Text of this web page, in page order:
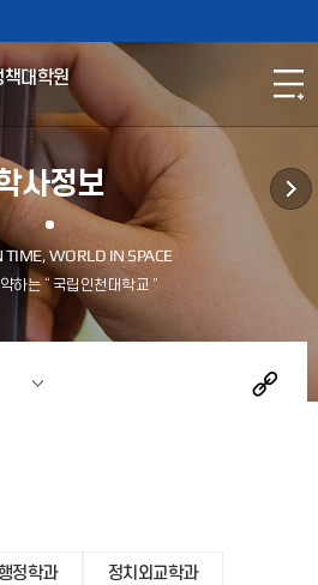
책대학원
사정보
정학과 정치외교학과